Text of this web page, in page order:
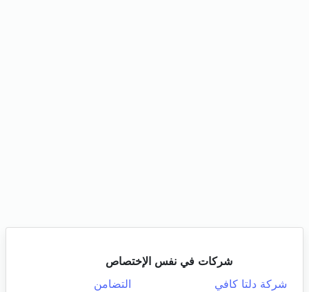
شركات في نفس الإختصاص
شركة دلتا كافي
التضامن